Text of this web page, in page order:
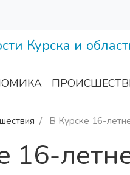
В Курске 16-
16-